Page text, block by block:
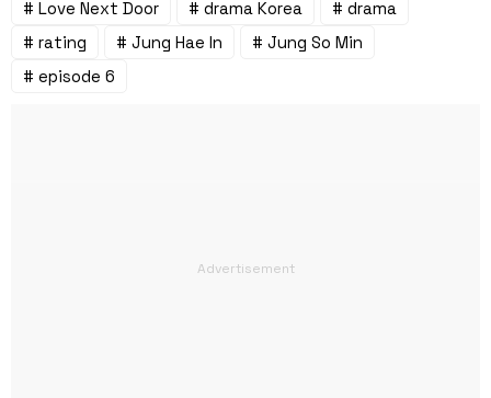
# Love Next Door # drama Korea
# drama
# rating
# Jung Hae In
# Jung So Min
# episode 6